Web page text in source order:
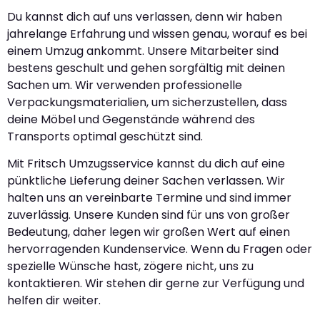
Du kannst dich auf uns verlassen, denn wir haben
jahrelange Erfahrung und wissen genau, worauf es bei
einem Umzug ankommt. Unsere Mitarbeiter sind
bestens geschult und gehen sorgfältig mit deinen
Sachen um. Wir verwenden professionelle
Verpackungsmaterialien, um sicherzustellen, dass
deine Möbel und Gegenstände während des
Transports optimal geschützt sind.
Mit Fritsch Umzugsservice kannst du dich auf eine
pünktliche Lieferung deiner Sachen verlassen. Wir
halten uns an vereinbarte Termine und sind immer
zuverlässig. Unsere Kunden sind für uns von großer
Bedeutung, daher legen wir großen Wert auf einen
hervorragenden Kundenservice. Wenn du Fragen oder
spezielle Wünsche hast, zögere nicht, uns zu
kontaktieren. Wir stehen dir gerne zur Verfügung und
helfen dir weiter.